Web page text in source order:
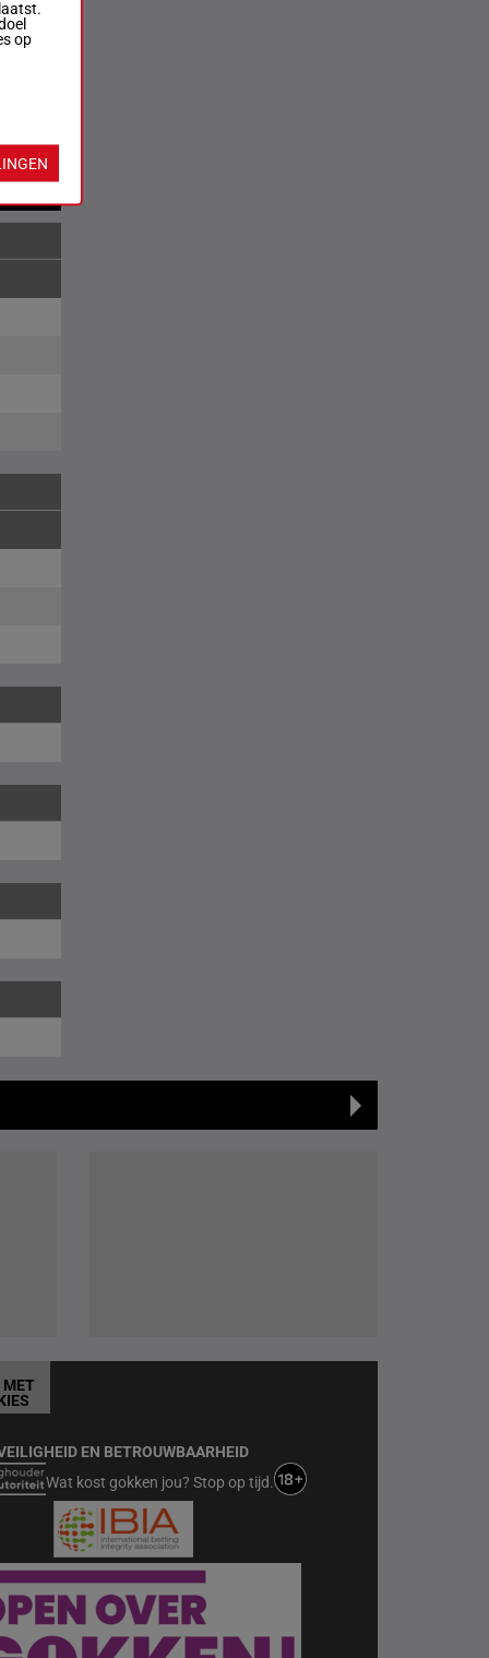
EN BETROUWBAARHEID
Wat kost gokken jou? Stop op tijd.
op